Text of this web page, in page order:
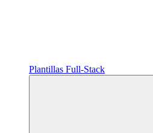
Plantillas Full‑Stack